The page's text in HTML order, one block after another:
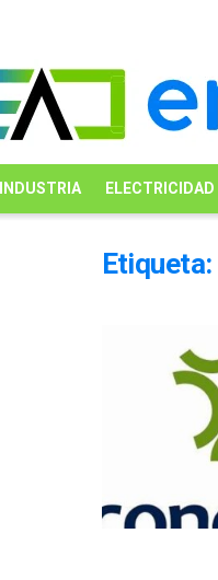
INDUSTRIA ELECTRICIDAD
Etiqueta: